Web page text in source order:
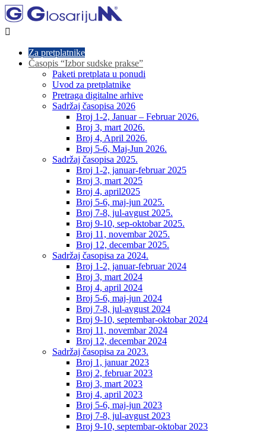

Za pretplatnike
Časopis “Izbor sudske prakse”
Paketi pretplata u ponudi
Uvod za pretplatnike
Pretraga digitalne arhive
Sadržaj časopisa 2026
Broj 1-2, Januar – Februar 2026.
Broj 3, mart 2026.
Broj 4, April 2026.
Broj 5-6, Maj-Jun 2026.
Sadržaj časopisa 2025.
Broj 1-2, januar-februar 2025
Broj 3, mart 2025
Broj 4, april2025
Broj 5-6, maj-jun 2025.
Broj 7-8, jul-avgust 2025.
Broj 9-10, sep-oktobar 2025.
Broj 11, novembar 2025.
Broj 12, decembar 2025.
Sadržaj časopisa za 2024.
Broj 1-2, januar-februar 2024
Broj 3, mart 2024
Broj 4, april 2024
Broj 5-6, maj-jun 2024
Broj 7-8, jul-avgust 2024
Broj 9-10, septembar-oktobar 2024
Broj 11, novembar 2024
Broj 12, decembar 2024
Sadržaj časopisa za 2023.
Broj 1, januar 2023
Broj 2, februar 2023
Broj 3, mart 2023
Broj 4, april 2023
Broj 5-6, maj-jun 2023
Broj 7-8, jul-avgust 2023
Broj 9-10, septembar-oktobar 2023